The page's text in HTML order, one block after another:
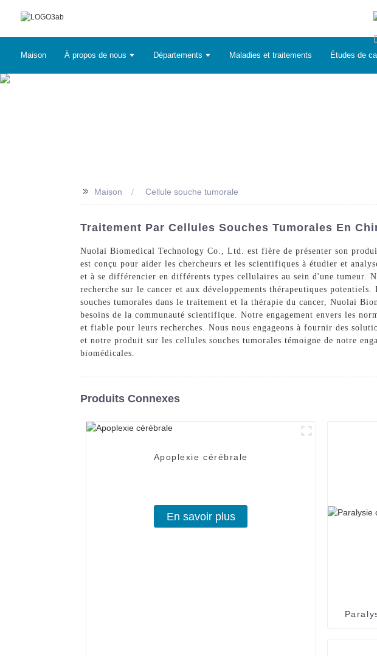
Maison À propos de nous Départements Maladies et traitements Études de
>> Maison Cellule souche tumorale
Traitement Par Cellules Souches Tumorales En
Nuolai Biomedical Technology Co., Ltd. est fière de présenter son
est conçu pour aider les chercheurs et les scientifiques à étudier et
et à se différencier en différents types cellulaires au sein d'une tumeur.
recherche sur le cancer et aux développements thérapeutiques
souches tumorales dans le traitement et la thérapie du cancer, Nuolai
besoins de la communauté scientifique. Notre engagement envers les
et fiable pour leurs recherches. Nous nous engageons à fournir des
et notre produit sur les cellules souches tumorales témoigne de notre
biomédicales.
Produits Connexes
Apoplexie cérébrale
En savoir plus